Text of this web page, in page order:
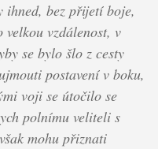
ihned, bez přijetí boje,
velkou vzdálenost, v
se bylo šlo z cesty
postavení v boku,
voji se útočilo se
polnímu veliteli s
mohu přiznati